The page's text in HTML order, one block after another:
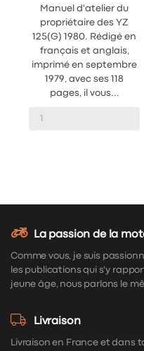
Manuel d'atelier du
propriétaire des YZ
125(G) 1980. Rédigé en
français et anglais,
imprimé en septembre
1979, avec ses 118
pages, il vous...
La passion de la
Comme vous, je suis
les publications qui s'y
jeune âge, nous parlons le
Livraison
Livraison en France et dans